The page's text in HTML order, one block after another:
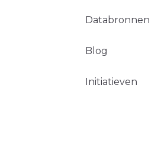
Databronnen
Blog
Initiatieven